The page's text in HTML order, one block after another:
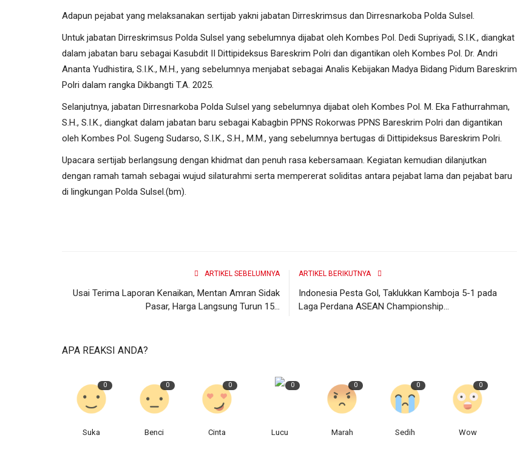
Adapun pejabat yang melaksanakan sertijab yakni jabatan Dirreskrimsus dan Dirresnarkoba Polda Sulsel.
Untuk jabatan Dirreskrimsus Polda Sulsel yang sebelumnya dijabat oleh Kombes Pol. Dedi Supriyadi, S.I.K., diangkat
dalam jabatan baru sebagai Kasubdit II Dittipideksus Bareskrim Polri dan digantikan oleh Kombes Pol. Dr. Andri
Ananta Yudhistira, S.I.K., M.H., yang sebelumnya menjabat sebagai Analis Kebijakan Madya Bidang Pidum Bareskrim
Polri dalam rangka Dikbangti T.A. 2025.
Selanjutnya, jabatan Dirresnarkoba Polda Sulsel yang sebelumnya dijabat oleh Kombes Pol. M. Eka Fathurrahman,
S.H., S.I.K., diangkat dalam jabatan baru sebagai Kabagbin PPNS Rokorwas PPNS Bareskrim Polri dan digantikan
oleh Kombes Pol. Sugeng Sudarso, S.I.K., S.H., M.M., yang sebelumnya bertugas di Dittipideksus Bareskrim Polri.
Upacara sertijab berlangsung dengan khidmat dan penuh rasa kebersamaan. Kegiatan kemudian dilanjutkan
dengan ramah tamah sebagai wujud silaturahmi serta mempererat soliditas antara pejabat lama dan pejabat baru
di lingkungan Polda Sulsel.(bm).
ARTIKEL SEBELUMNYA
Usai Terima Laporan Kenaikan, Mentan Amran Sidak
Pasar, Harga Langsung Turun 15...
ARTIKEL BERIKUTNYA
Indonesia Pesta Gol, Taklukkan Kamboja 5-1 pada
Laga Perdana ASEAN Championship...
APA REAKSI ANDA?
0
Suka
0
Benci
0
Cinta
0
Lucu
0
Marah
0
Sedih
0
Wow
Gadget Samsung Sebarkan Video
Admin BBI April 1, 2022 92
Gadget
Admin BBI Juli 24, 2026 0